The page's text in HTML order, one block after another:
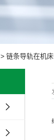
> 链条导轨在机